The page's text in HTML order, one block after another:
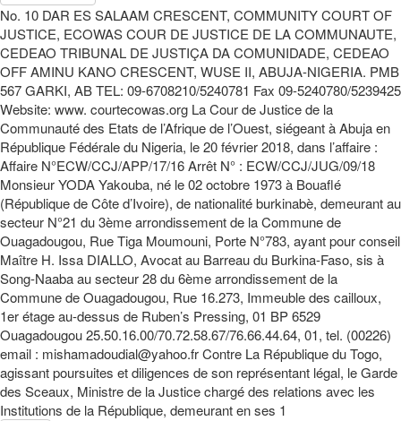
No. 10 DAR ES SALAAM CRESCENT, COMMUNITY COURT OF
JUSTICE, ECOWAS COUR DE JUSTICE DE LA COMMUNAUTE,
CEDEAO TRIBUNAL DE JUSTIÇA DA COMUNIDADE, CEDEAO
OFF AMINU KANO CRESCENT, WUSE II, ABUJA-NIGERIA. PMB
567 GARKI, AB TEL: 09-6708210/5240781 Fax 09-5240780/5239425
Website: www. courtecowas.org La Cour de Justice de la
Communauté des Etats de l’Afrique de l’Ouest, siégeant à Abuja en
République Fédérale du Nigeria, le 20 février 2018, dans l’affaire :
Affaire N°ECW/CCJ/APP/17/16 Arrêt N° : ECW/CCJ/JUG/09/18
Monsieur YODA Yakouba, né le 02 octobre 1973 à Bouaflé
(République de Côte d’Ivoire), de nationalité burkinabè, demeurant au
secteur N°21 du 3ème arrondissement de la Commune de
Ouagadougou, Rue Tiga Moumouni, Porte N°783, ayant pour conseil
Maître H. Issa DIALLO, Avocat au Barreau du Burkina-Faso, sis à
Song-Naaba au secteur 28 du 6ème arrondissement de la
Commune de Ouagadougou, Rue 16.273, Immeuble des cailloux,
1er étage au-dessus de Ruben’s Pressing, 01 BP 6529
Ouagadougou 25.50.16.00/70.72.58.67/76.66.44.64, 01, tel. (00226)
email : mishamadoudial@yahoo.fr Contre La République du Togo,
agissant poursuites et diligences de son représentant légal, le Garde
des Sceaux, Ministre de la Justice chargé des relations avec les
Institutions de la République, demeurant en ses 1